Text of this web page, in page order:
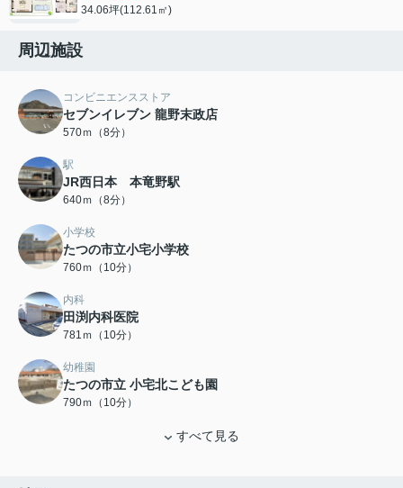
34.06坪(112.61㎡)
周辺施設
コンビニエンスストア
セブンイレブン 龍野末政店
570ｍ（8分）
駅
JR西日本 本竜野駅
640ｍ（8分）
小学校
たつの市立小宅小学校
760ｍ（10分）
内科
田渕内科医院
781ｍ（10分）
幼稚園
たつの市立 小宅北こども園
790ｍ（10分）
すべて見る